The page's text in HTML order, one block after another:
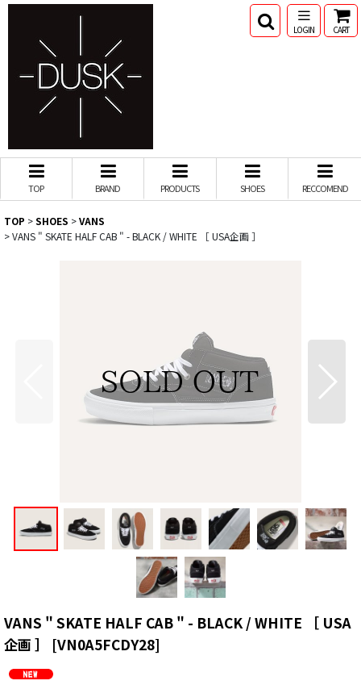
LOGIN CART
TOP BRAND PRODUCTS SHOES RECCOMEND
TOP >SHOES >VANS
>VANS " SKATE HALF CAB " - BLACK / WHITE ［ USA企画 ］
VANS " SKATE HALF CAB " - BLACK / WHITE ［ USA
企画 ］
[VN0A5FCDY28]